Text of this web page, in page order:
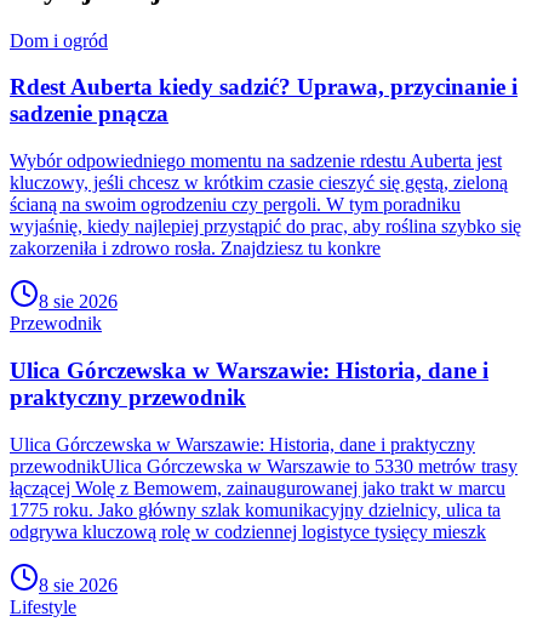
Dom i ogród
Rdest Auberta kiedy sadzić? Uprawa, przycinanie i
sadzenie pnącza
Wybór odpowiedniego momentu na sadzenie rdestu Auberta jest
kluczowy, jeśli chcesz w krótkim czasie cieszyć się gęstą, zieloną
ścianą na swoim ogrodzeniu czy pergoli. W tym poradniku
wyjaśnię, kiedy najlepiej przystąpić do prac, aby roślina szybko się
zakorzeniła i zdrowo rosła. Znajdziesz tu konkre
8 sie 2026
Przewodnik
Ulica Górczewska w Warszawie: Historia, dane i
praktyczny przewodnik
Ulica Górczewska w Warszawie: Historia, dane i praktyczny
przewodnikUlica Górczewska w Warszawie to 5330 metrów trasy
łączącej Wolę z Bemowem, zainaugurowanej jako trakt w marcu
1775 roku. Jako główny szlak komunikacyjny dzielnicy, ulica ta
odgrywa kluczową rolę w codziennej logistyce tysięcy mieszk
8 sie 2026
Lifestyle